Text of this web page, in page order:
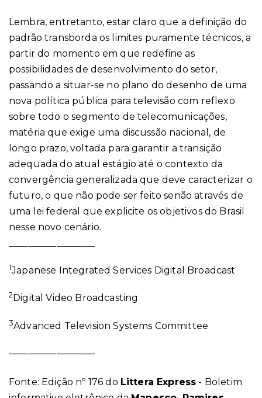
Lembra, entretanto, estar claro que a definição do
padrão transborda os limites puramente técnicos, a
partir do momento em que redefine as
possibilidades de desenvolvimento do setor,
passando a situar-se no plano do desenho de uma
nova política pública para televisão com reflexo
sobre todo o segmento de telecomunicações,
matéria que exige uma discussão nacional, de
longo prazo, voltada para garantir a transição
adequada do atual estágio até o contexto da
convergência generalizada que deve caracterizar o
futuro, o que não pode ser feito senão através de
uma lei federal que explicite os objetivos do Brasil
nesse novo cenário.
1Japanese Integrated Services Digital Broadcast
2 Digital Video Broadcasting
3Advanced Television Systems Committee
Fonte: Edição nº 176 do Littera Express - Boletim